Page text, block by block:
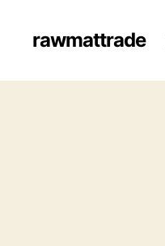
rawmattrade